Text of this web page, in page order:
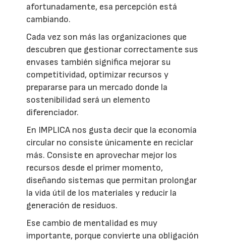
afortunadamente, esa percepción está
cambiando.
Cada vez son más las organizaciones que
descubren que gestionar correctamente sus
envases también significa mejorar su
competitividad, optimizar recursos y
prepararse para un mercado donde la
sostenibilidad será un elemento
diferenciador.
En IMPLICA nos gusta decir que la economía
circular no consiste únicamente en reciclar
más. Consiste en aprovechar mejor los
recursos desde el primer momento,
diseñando sistemas que permitan prolongar
la vida útil de los materiales y reducir la
generación de residuos.
Ese cambio de mentalidad es muy
importante, porque convierte una obligación